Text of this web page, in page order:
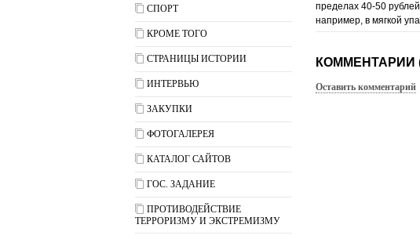
СПОРТ
КРОМЕ ТОГО
СТРАНИЦЫ ИСТОРИИ
ИНТЕРВЬЮ
ЗАКУПКИ
ФОТОГАЛЕРЕЯ
КАТАЛОГ САЙТОВ
ГОС. ЗАДАНИЕ
ПРОТИВОДЕЙСТВИЕ
ТЕРРОРИЗМУ И ЭКСТРЕМИЗМУ
пределах 40-50
например, в мягкой
КОММЕНТАРИИ
Оставить комментарий